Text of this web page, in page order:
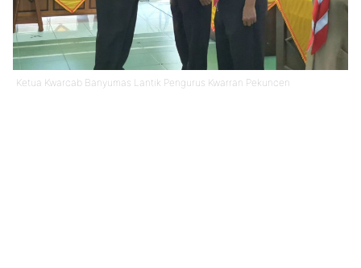
Ketua Kwarcab Banyumas Lantik Pengurus Kwarran Pekuncen